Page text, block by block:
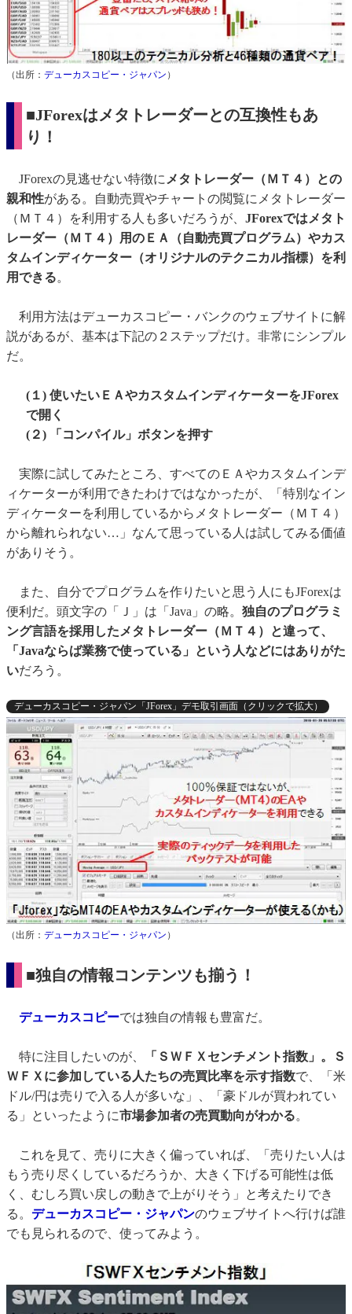
（出所： デューカスコピー・ジャパン ）
■JForexはメタトレーダーとの互換性もあ
り！
JForexの見逃せない特徴に メタトレーダー（ＭＴ４）との
親和性がある。自動売買やチャートの閲覧にメタトレーダー
（ＭＴ４）を利用する人も多いだろうが、 JForexではメタト
レーダー（ＭＴ４）用のＥＡ（自動売買プログラム）やカス
タムインディケーター（オリジナルのテクニカル指標）を利
用できる。
利用方法はデューカスコピー・バンクのウェブサイトに解
説があるが、基本は下記の２ステップだけ。非常にシンプル
だ。
(１) 使いたいＥＡやカスタムインディケーターをJForex
で開く
(２) 「コンパイル」ボタンを押す
実際に試してみたところ、すべてのＥＡやカスタムインデ
ィケーターが利用できたわけではなかったが、「特別なイン
ディケーターを利用しているからメタトレーダー（ＭＴ４）
から離れられない…」なんて思っている人は試してみる価値
がありそう。
また、自分でプログラムを作りたいと思う人にもJForexは
便利だ。頭文字の「Ｊ」は「Java」の略。 独自のプログラミ
ング言語を採用したメタトレーダー（ＭＴ４）と違って、
「Javaならば業務で使っている」という人などにはありがた
いだろう。
デューカスコピー・ジャパン「JForex」デモ取引画面（クリックで拡大）
（出所： デューカスコピー・ジャパン ）
■独自の情報コンテンツも揃う！
デューカスコピーでは独自の情報も豊富だ。
特に注目したいのが、
「ＳＷＦＸセンチメント指数」。Ｓ
ＷＦＸに参加している人たちの売買比率を示す指数で、「米
ドル/円は売りで入る人が多いな」、「豪ドルが買われてい
る」といったように市場参加者の売買動向がわかる。
これを見て、売りに大きく偏っていれば、「売りたい人は
もう売り尽くしているだろうか、大きく下げる可能性は低
く、むしろ買い戻しの動きで上がりそう」と考えたりでき
る。 デューカスコピー・ジャパンのウェブサイトへ行けば誰
でも見られるので、使ってみよう。